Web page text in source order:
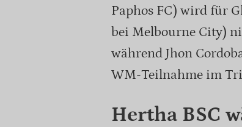
Paphos FC) wird für
bei Melbourne City)
während Jhon
WM-Teilnahme im
Hertha BSC